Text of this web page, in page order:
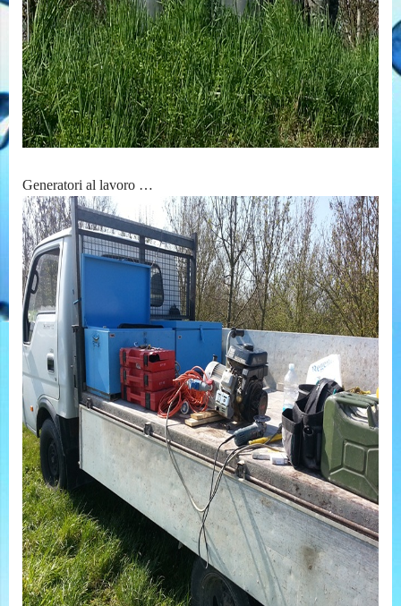
Generatori al lavoro …